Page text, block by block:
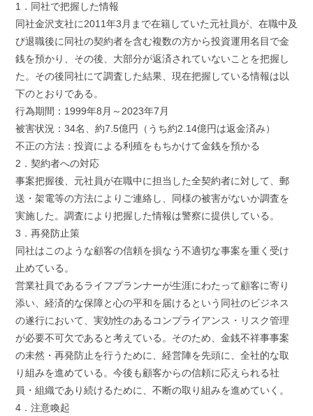
1．同社で把握した情報
同社金沢支社に2011年3月まで在籍していた元社員が、在職中及
び退職後に同社の契約者を含む複数の方から投資運用名目で金
銭を預かり、その後、大部分が返済されていないことを把握し
た。その後同社にて調査した結果、現在把握している情報は以
下のとおりである。
行為期間：1999年8月～2023年7月
被害状況：34名、約7.5億円（うち約2.14億円は返金済み）
不正の方法：投資による利殖をもちかけて金銭を預かる
2．契約者への対応
事案把握後、元社員が在職中に担当した全契約者に対して、郵
送・架電等の方法によりご連絡し、同様の被害がないか調査を
実施した。調査により把握した情報は警察に提供している。
3．再発防止策
同社はこのような顧客の信頼を損なう不適切な事案を重く受け
止めている。
営業社員であるライフプランナーが生涯にわたって顧客に寄り
添い、経済的な保障と心の平和を届けるという同社のビジネス
の遂行において、実効性のあるコンプライアンス・リスク管理
が必要不可欠であると考えている。そのため、金銭不祥事事案
の未然・再発防止を行うために、経営陣を先頭に、全社的な取
り組みを進めている。今後も顧客からの信頼に応えられる社
員・組織であり続けるために、不断の取り組みを進めていく。
4．注意喚起